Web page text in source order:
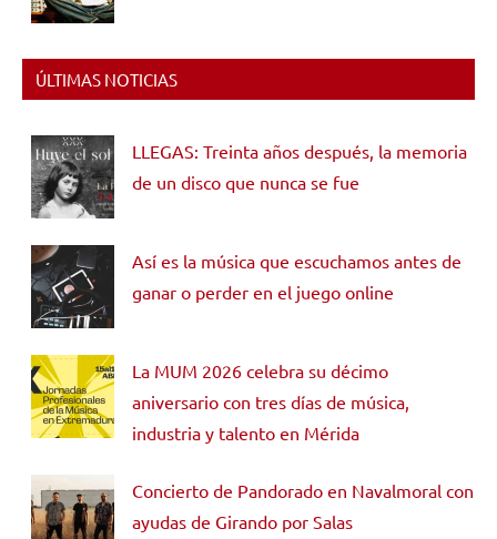
ÚLTIMAS NOTICIAS
LLEGAS: Treinta años después, la memoria
de un disco que nunca se fue
Así es la música que escuchamos antes de
ganar o perder en el juego online
La MUM 2026 celebra su décimo
aniversario con tres días de música,
industria y talento en Mérida
Concierto de Pandorado en Navalmoral con
ayudas de Girando por Salas